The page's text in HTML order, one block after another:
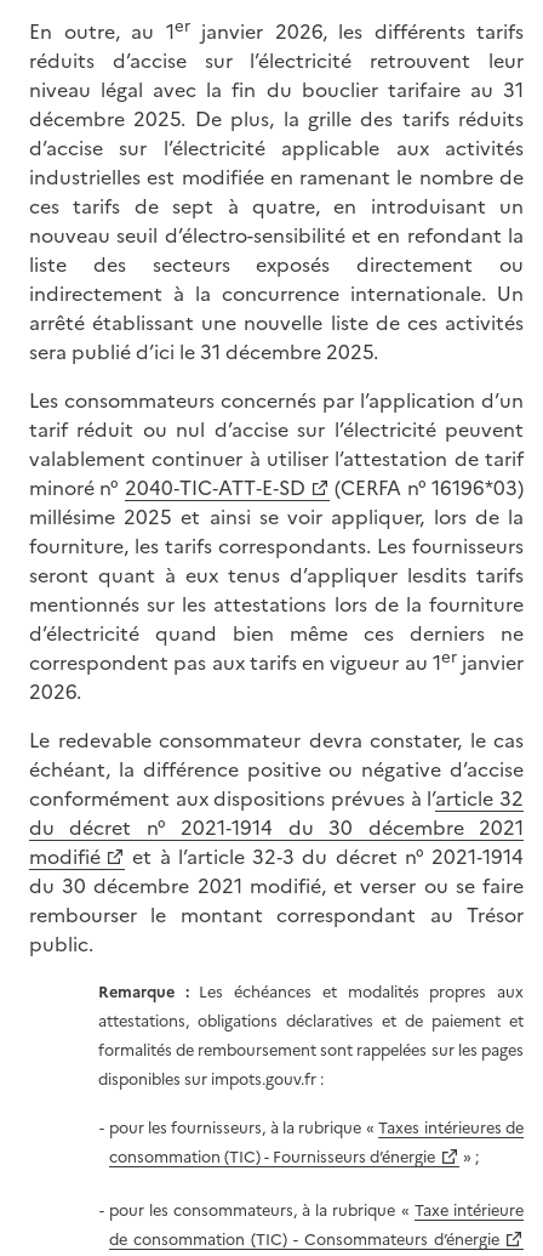
En outre, au 1erjanvier 2026, les différents tarifs
réduits d’accise sur l’électricité retrouvent leur
niveau légal avec la fin du bouclier tarifaire au 31
décembre 2025. De plus, la grille des tarifs réduits
d’accise sur l’électricité applicable aux activités
industrielles est modifiée en ramenant le nombre de
ces tarifs de sept à quatre, en introduisant un
nouveau seuil d’électro-sensibilité et en refondant la
liste des secteurs exposés directement ou
indirectement à la concurrence internationale. Un
arrêté établissant une nouvelle liste de ces activités
sera publié d’ici le 31 décembre 2025.
Les consommateurs concernés par l’application d’un
tarif réduit ou nul d’accise sur l’électricité peuvent
valablement continuer à utiliser l’attestation de tarif
minoré n° 2040‑TIC‑ATT‑E‑SD
(CERFA n° 16196*03)
millésime 2025 et ainsi se voir appliquer, lors de la
fourniture, les tarifs correspondants. Les fournisseurs
seront quant à eux tenus d’appliquer lesdits tarifs
mentionnés sur les attestations lors de la fourniture
d’électricité quand bien même ces derniers ne
correspondent pas aux tarifs en vigueur au 1erjanvier
2026.
Le redevable consommateur devra constater, le cas
échéant, la différence positive ou négative d’accise
conformément aux dispositions prévues à l’article 32
du décret n° 2021‑1914 du 30 décembre 2021
modifié
et à l’article 32‑3 du décret n° 2021‑1914
du 30 décembre 2021 modifié, et verser ou se faire
rembourser le montant correspondant au Trésor
public.
Remarque :Les échéances et modalités propres aux
attestations, obligations déclaratives et de paiement et
formalités de remboursement sont rappelées sur les pages
disponibles sur impots.gouv.fr :
pour les fournisseurs, à la rubrique «Taxes intérieures de
consommation (TIC) - Fournisseurs d’énergie
» ;
pour les consommateurs, à la rubrique « Taxe intérieure
de consommation (TIC) - Consommateurs d’énergie